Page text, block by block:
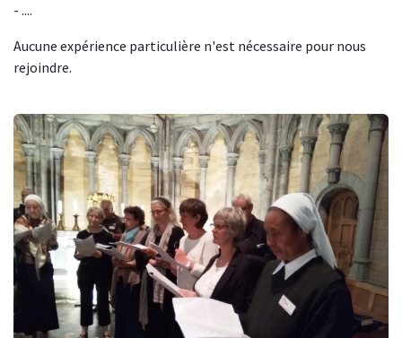
- ....
​Aucune expérience particulière n'est nécessaire pour nous
rejoindre.